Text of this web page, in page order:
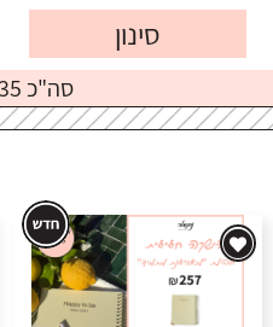
סינון
סה"כ 35 מוצרים